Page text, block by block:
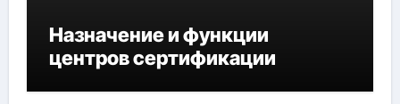
Назначение и функции
центров сертификации